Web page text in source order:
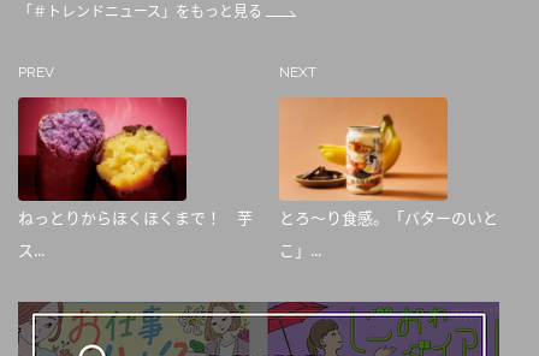
「＃トレンドニュース」をもっと見る
PREV
ねっとりからほくほくまで！ 芋
ス...
NEXT
とろ～り食感。「バターのいと
こ」...